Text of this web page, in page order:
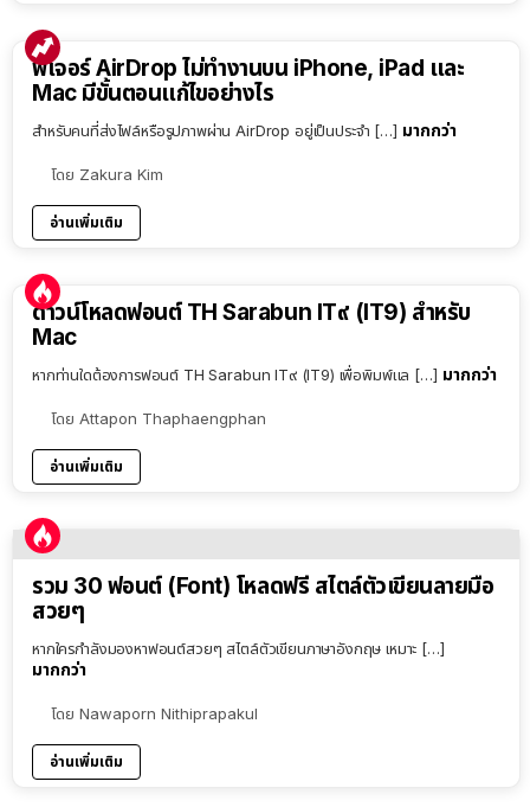
ฟีเจอร์ AirDrop ไม่ทำงานบน iPhone, iPad และ
Mac มีขั้นตอนแก้ไขอย่างไร
สำหรับคนที่ส่งไฟล์หรือรูปภาพผ่าน AirDrop อยู่เป็นประจำ […] มากกว่า
โดย Zakura Kim
อ่านเพิ่มเติม
ดาวน์โหลดฟอนต์ TH Sarabun IT๙ (IT9) สำหรับ
Mac
หากท่านใดต้องการฟอนต์ TH Sarabun IT๙ (IT9) เพื่อพิมพ์แล […] มากกว่า
โดย Attapon Thaphaengphan
อ่านเพิ่มเติม
รวม 30 ฟอนต์ (Font) โหลดฟรี สไตล์ตัวเขียนลายมือ
สวยๆ
หากใครกำลังมองหาฟอนต์สวยๆ สไตล์ตัวเขียนภาษาอังกฤษ เหมาะ […]
มากกว่า
โดย Nawaporn Nithiprapakul
อ่านเพิ่มเติม